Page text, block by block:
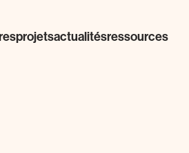
projetsactualitésressources